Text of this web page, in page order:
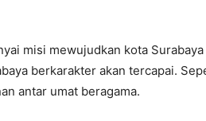
misi mewujudkan kota
berkarakter akan tercapai.
antar umat beragama.